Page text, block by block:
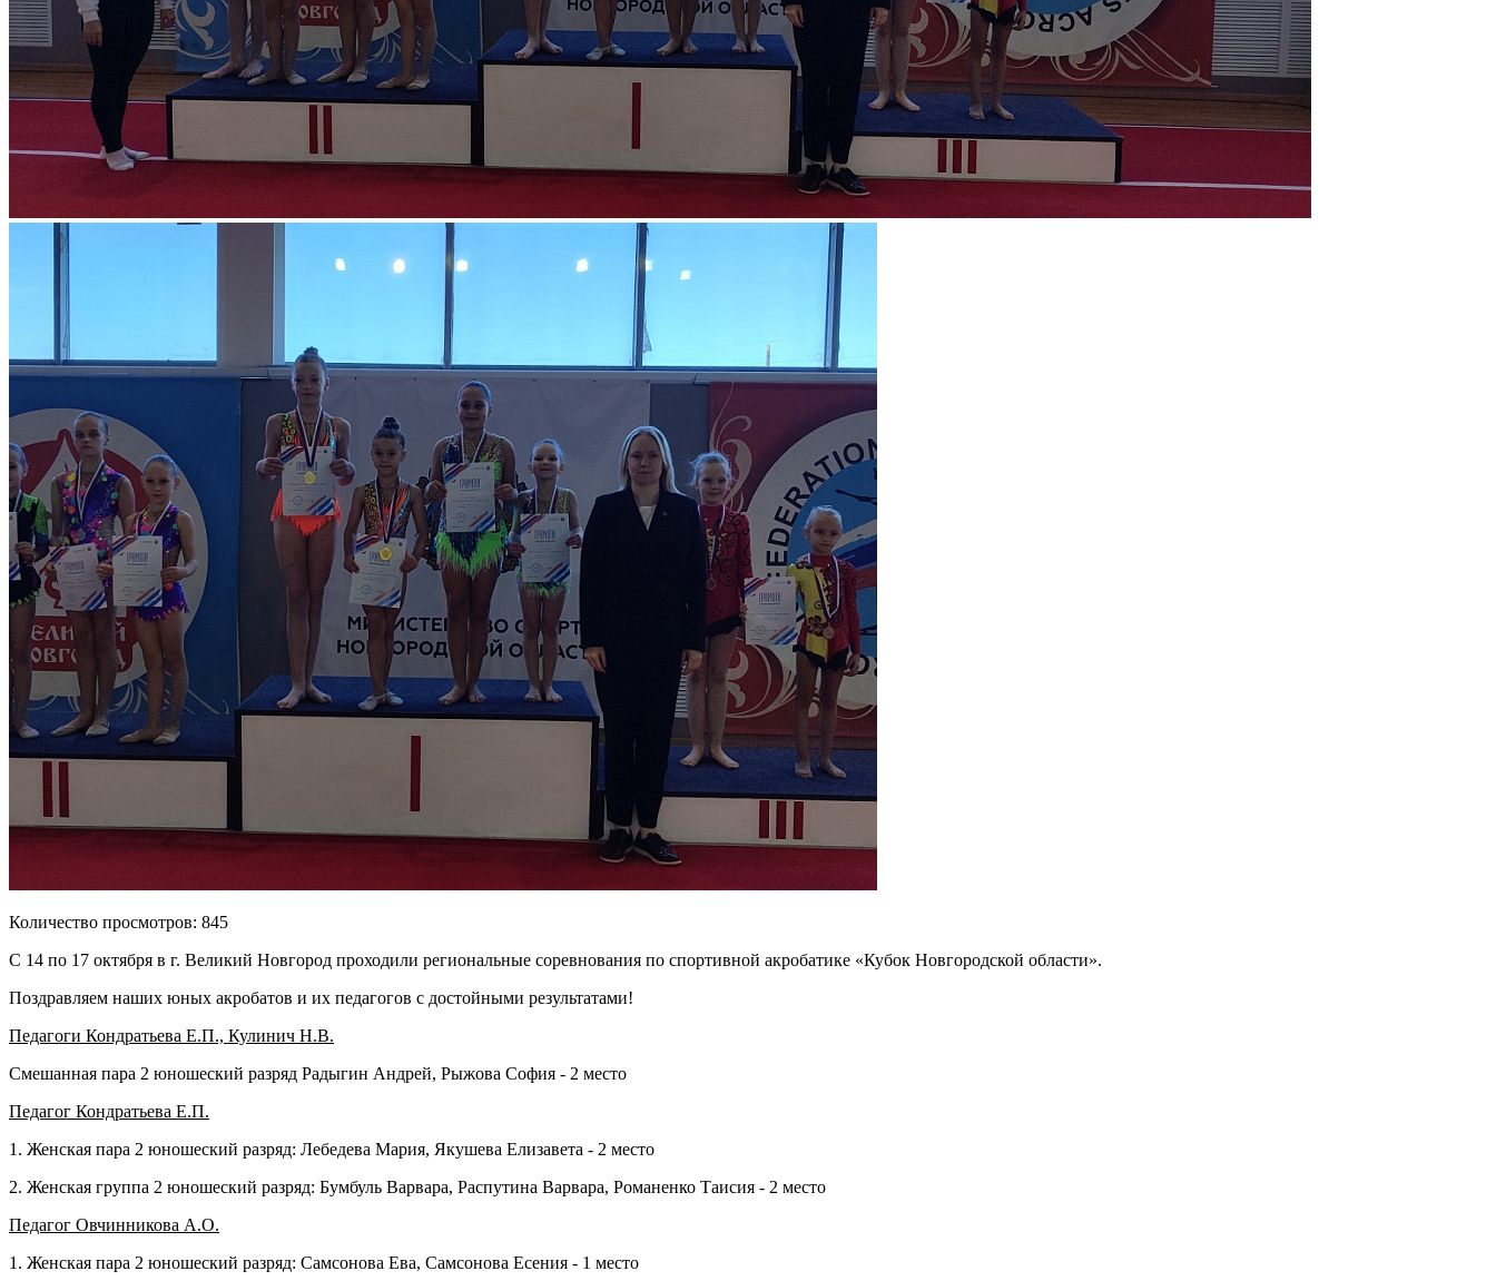
Количество просмотров: 845
С 14 по 17 октября в г. Великий Новгород проходили региональные соревнования по спортивной акробатике «Кубок Новгородской области».
Поздравляем наших юных акробатов и их педагогов с достойными результатами!
Педагоги Кондратьева Е.П., Кулинич Н.В.
Смешанная пара 2 юношеский разряд Радыгин Андрей, Рыжова София - 2 место
Педагог Кондратьева Е.П.
1. Женская пара 2 юношеский разряд: Лебедева Мария, Якушева Елизавета - 2 место
2. Женская группа 2 юношеский разряд: Бумбуль Варвара, Распутина Варвара, Романенко Таисия - 2 место
Педагог Овчинникова А.О.
1. Женская пара 2 юношеский разряд: Самсонова Ева, Самсонова Есения - 1 место